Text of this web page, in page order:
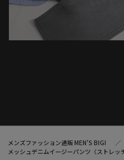
メンズファッション通販 MEN'S BIGI
メッシュデニムイージーパンツ〈ストレッ